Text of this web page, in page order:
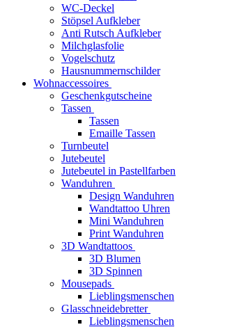
WC-Deckel
Stöpsel Aufkleber
Anti Rutsch Aufkleber
Milchglasfolie
Vogelschutz
Hausnummernschilder
Wohnaccessoires
Geschenkgutscheine
Tassen
Tassen
Emaille Tassen
Turnbeutel
Jutebeutel
Jutebeutel in Pastellfarben
Wanduhren
Design Wanduhren
Wandtattoo Uhren
Mini Wanduhren
Print Wanduhren
3D Wandtattoos
3D Blumen
3D Spinnen
Mousepads
Lieblingsmenschen
Glasschneidebretter
Lieblingsmenschen